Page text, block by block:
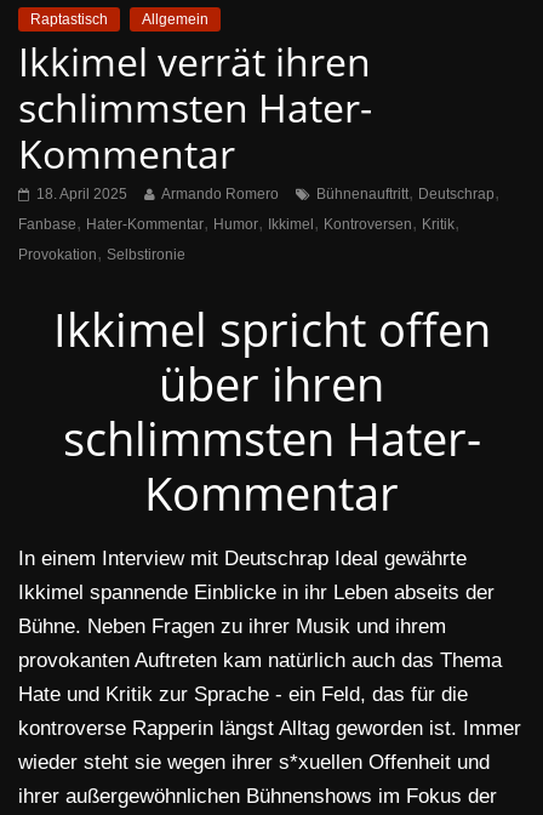
Raptastisch Allgemein
Ikkimel verrät ihren
schlimmsten Hater-
Kommentar
18. April 2025 Armando Romero Bühnenauftritt, Deutschrap,
Fanbase, Hater-Kommentar, Humor, Ikkimel , Kontroversen, Kritik,
Provokation, Selbstironie
Ikkimel spricht offen
über ihren
schlimmsten Hater-
Kommentar
In einem Interview mit Deutschrap Ideal gewährte
Ikkimel spannende Einblicke in ihr Leben abseits der
Bühne. Neben Fragen zu ihrer Musik und ihrem
provokanten Auftreten kam natürlich auch das Thema
Hate und Kritik zur Sprache - ein Feld, das für die
kontroverse Rapperin längst Alltag geworden ist. Immer
wieder steht sie wegen ihrer s*xuellen Offenheit und
ihrer außergewöhnlichen Bühnenshows im Fokus der